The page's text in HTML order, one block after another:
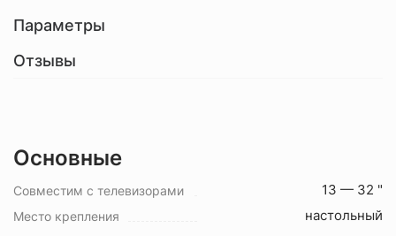
Параметры
Отзывы
Основные
Совместим с телевизорами 13 — 32 "
Место крепления настольный